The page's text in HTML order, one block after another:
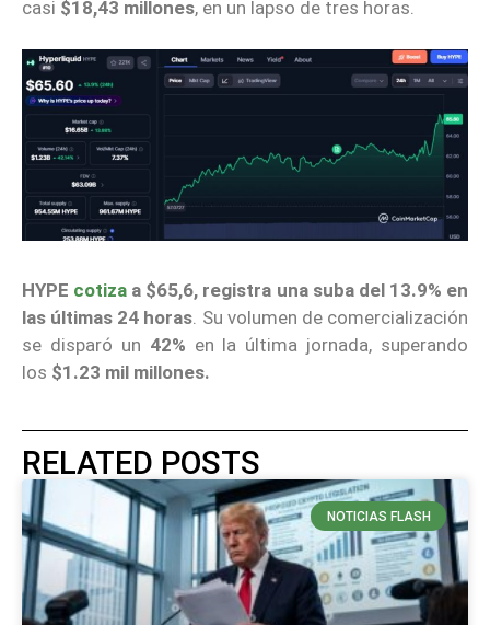
casi $18,43 millones, en un lapso de tres horas.
HYPE cotiza a $65,6, registra una suba del 13.9% en
las últimas 24 horas . Su volumen de comercialización
se disparó un 42% en la última jornada, superando
los $1.23 mil millones.
RELATED POSTS
NOTICIAS FLASH